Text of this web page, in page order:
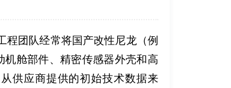
程团队经常将国产改性尼龙（例
舱部件、精密传感器外壳和高
供应商提供的初始技术数据来